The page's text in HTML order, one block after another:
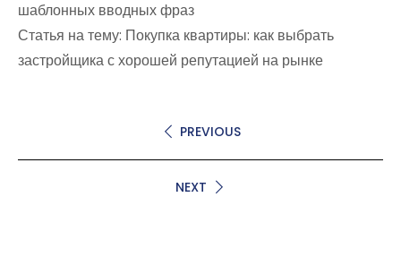
шаблонных вводных фраз
Статья на тему: Покупка квартиры: как выбрать
застройщика с хорошей репутацией на рынке
PREVIOUS
NEXT